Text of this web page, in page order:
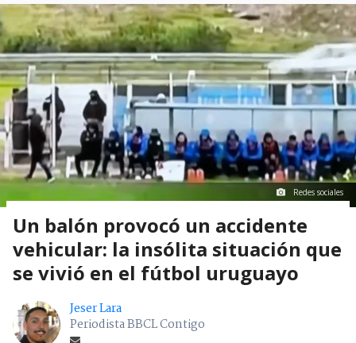
Redes sociales
Un balón provocó un accidente
vehicular: la insólita situación que
se vivió en el fútbol uruguayo
Jeser Lara
Periodista BBCL Contigo